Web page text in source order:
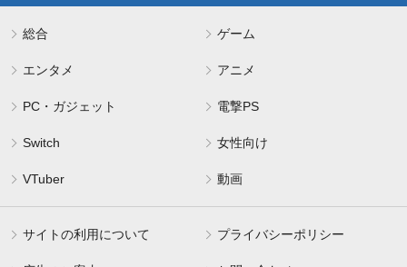
総合 ゲーム
エンタメ アニメ
PC・ガジェット 電撃PS
Switch 女性向け
VTuber 動画
サイトの利用について プライバシーポリシー